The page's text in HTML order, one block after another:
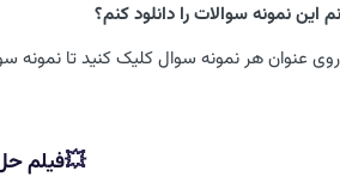
این نمونه سوالات را دانلود کنم؟
عنوان هر نمونه سوال کلیک کنید تا نمونه
💥فیلم